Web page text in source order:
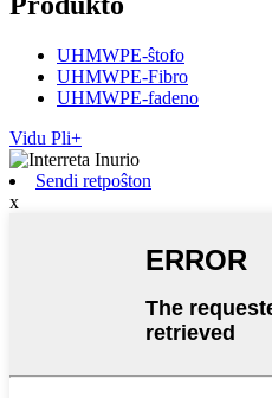
UHMWPE-ŝtofo
UHMWPE-Fibro
UHMWPE-fadeno
Vidu Pli+
Sendi retpoŝton
x